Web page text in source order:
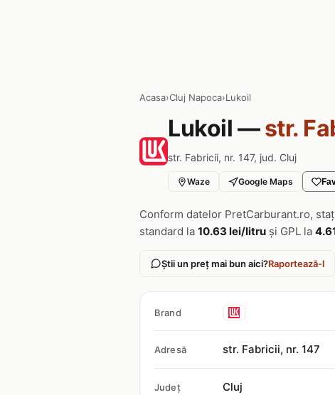
Acasa›Cluj Napoca›Lukoil
Lukoil —str.
str. Fabricii, nr. 147, jud. Cluj
Waze Google Maps
Conform datelor PretCarburant.ro,
standard la 10.63 lei/litru și GPL la
Știi un preț mai bun aici?Raportează-l
Brand
Adresă str. Fabricii, nr. 147
Județ Cluj